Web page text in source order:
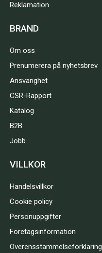
Reklamation
BRAND
Om oss
Prenumerera på nyhetsbrev
Ansvarighet
CSR-Rapport
Katalog
B2B
Jobb
VILLKOR
Handelsvillkor
Cookie policy
Personuppgifter
Företagsinformation
Överensstämmelseförklaring